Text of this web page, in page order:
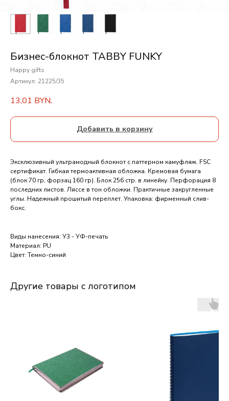
Бизнес-блокнот TABBY FUNKY
Happy gifts
Артикул: 21225/35
13,01 BYN.
Добавить в корзину
Эксклюзивный ультрамодный блокнот с паттерном камуфляж. FSC
сертификат. Гибкая термоактивная обложка. Кремовая бумага
(блок 70 гр, форзац 160 гр). Блок 256 стр. в линейку. Перфорация 8
последних листов. Ляссе в тон обложки. Практичные закругленные
углы. Надежный прошитый переплет. Упаковка: фирменный слив-
бокс.
Виды нанесения: У3 - УФ-печать
Материал: PU
Цвет: Темно-синий
Другие товары с логотипом